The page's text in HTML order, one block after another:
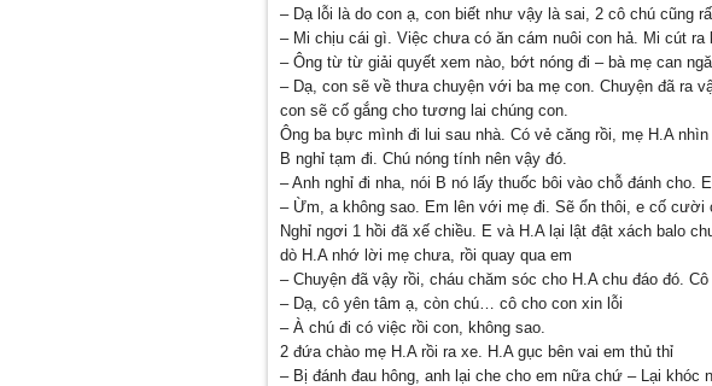
– Dạ lỗi là do con ạ, con biết như vậy là sai, 2 cô chú cũng
– Mi chịu cái gì. Việc chưa có ăn cám nuôi con hả. Mi cút ra
– Ông từ từ giải quyết xem nào, bớt nóng đi – bà mẹ can
– Dạ, con sẽ về thưa chuyện với ba mẹ con. Chuyện đã ra
con sẽ cố gắng cho tương lai chúng con.
Ông ba bực mình đi lui sau nhà. Có vẻ căng rồi, mẹ H.A
B nghỉ tạm đi. Chú nóng tính nên vậy đó.
– Anh nghỉ đi nha, nói B nó lấy thuốc bôi vào chỗ đánh cho.
– Ừm, a không sao. Em lên với mẹ đi. Sẽ ổn thôi, e cố cười
Nghỉ ngơi 1 hồi đã xế chiều. E và H.A lại lật đật xách balo
dò H.A nhớ lời mẹ chưa, rồi quay qua em
– Chuyện đã vậy rồi, cháu chăm sóc cho H.A chu đáo đó.
– Dạ, cô yên tâm ạ, còn chú… cô cho con xin lỗi
– À chú đi có việc rồi con, không sao.
2 đứa chào mẹ H.A rồi ra xe. H.A gục bên vai em thủ thỉ
– Bị đánh đau hông, anh lại che cho em nữa chứ – Lại khóc